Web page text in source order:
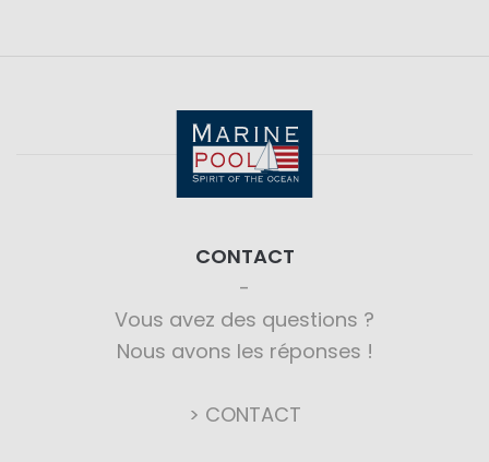
CONTACT
Vous avez des questions ?
Nous avons les réponses !
> CONTACT